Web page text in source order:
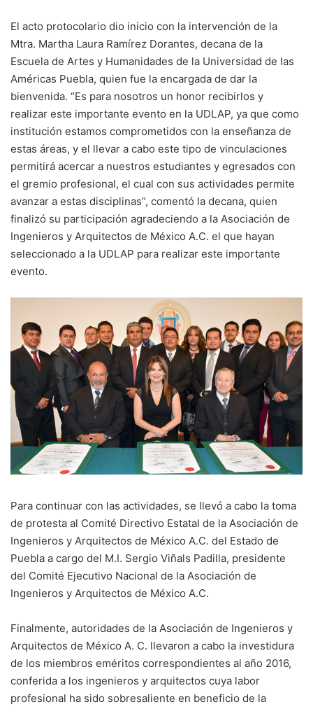
El acto protocolario dio inicio con la intervención de la
Mtra. Martha Laura Ramírez Dorantes, decana de la
Escuela de Artes y Humanidades de la Universidad de las
Américas Puebla, quien fue la encargada de dar la
bienvenida. “Es para nosotros un honor recibirlos y
realizar este importante evento en la UDLAP, ya que como
institución estamos comprometidos con la enseñanza de
estas áreas, y el llevar a cabo este tipo de vinculaciones
permitirá acercar a nuestros estudiantes y egresados con
el gremio profesional, el cual con sus actividades permite
avanzar a estas disciplinas”, comentó la decana, quien
finalizó su participación agradeciendo a la Asociación de
Ingenieros y Arquitectos de México A.C. el que hayan
seleccionado a la UDLAP para realizar este importante
evento.
Para continuar con las actividades, se llevó a cabo la toma
de protesta al Comité Directivo Estatal de la Asociación de
Ingenieros y Arquitectos de México A.C. del Estado de
Puebla a cargo del M.I. Sergio Viñals Padilla, presidente
del Comité Ejecutivo Nacional de la Asociación de
Ingenieros y Arquitectos de México A.C.
Finalmente, autoridades de la Asociación de Ingenieros y
Arquitectos de México A. C. llevaron a cabo la investidura
de los miembros eméritos correspondientes al año 2016,
conferida a los ingenieros y arquitectos cuya labor
profesional ha sido sobresaliente en beneficio de la